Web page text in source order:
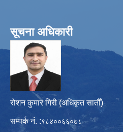
सूचना अधिकारी
रोशन कुमार गिरी (अधिकृत सातौँ)
सम्पर्क नं. :९८४००६६०७८